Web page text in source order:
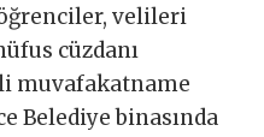
velileri
cüzdanı
muvafakatname
Belediye binasında